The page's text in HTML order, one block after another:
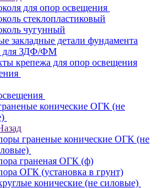
для опор освещения
стеклопластиковый
чугунный
закладные детали фундамента
для ЗДФ/ФМ
крепежа для опор освещения
конические ОГК (не
граненые конические ОГК (не
граненая ОГК (ф)
ОГК (установка в грунт)
конические (не силовые)